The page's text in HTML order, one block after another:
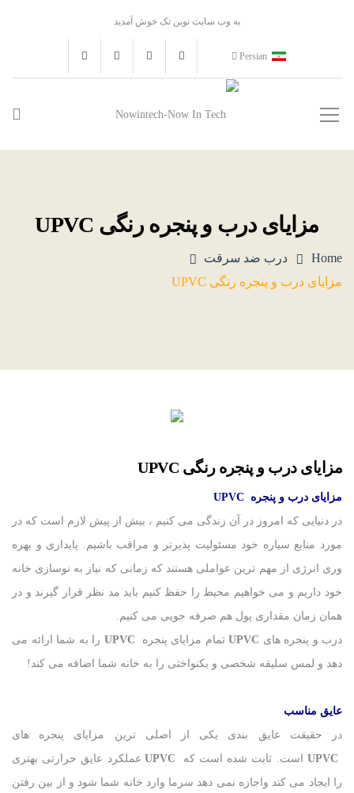
به وب سایت نوین تک خوش آمدید
مزایای درب و پنجره رنگی UPVC
Home
درب ضد سرقت
مزایای درب و پنجره رنگی UPVC
مزایای درب و پنجره رنگی UPVC
مزایای درب و پنجره
UPVC
در دنیایی که امروز در آن زندگی می کنیم ، بیش از پیش لازم است که در
مورد منابع سیاره خود مسئولیت پذیرتر و مراقب باشیم. پایداری و بهره
وری انرژی از مهم ترین عواملی هستند که زمانی که نیاز به نوسازی خانه
خود داریم و می خواهیم محیط را حفظ کنیم باید مد نظر قرار گیرند و در
همان زمان مقداری پول هم صرفه جویی می کنیم.
درب و پنجره های UPVC تمام مزایای پنجره UPVC را به شما ارائه می
دهد و لمس سلیقه شخصی و یکنواختی را به خانه شما اضافه می کند!
عایق مناسب
در حقیقت عایق بندی یکی از اصلی ترین مزایای پنجره های
UPVC است. ثابت شده است که UPVC عملکرد عایق حرارتی بهتری
را ایجاد می کند واجازه نمی دهد سرما وارد خانه شما شود و از بین رفتن